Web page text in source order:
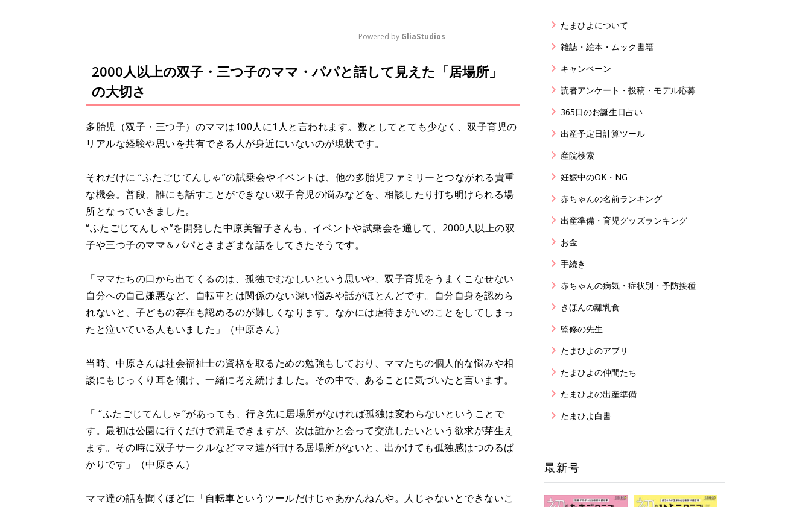
M
t
e
Powered by GliaStudios
2000人以上の双子・三つ子のママ・パパと話して見えた「居場所」
の大切さ
多胎児 （双子・三つ子）のママは100人に1人と言われます。数としてとても少なく、双子育児の
リアルな経験や思いを共有できる人が身近にいないのが現状です。
それだけに “ふたごじてんしゃ”の試乗会やイベントは、他の多胎児ファミリーとつながれる貴重
な機会。普段、誰にも話すことができない双子育児の悩みなどを、相談したり打ち明けられる場
所となっていきました。
“ふたごじてんしゃ”を開発した中原美智子さんも、イベントや試乗会を通して、2000人以上の双
子や三つ子のママ＆パパとさまざまな話をしてきたそうです。
「ママたちの口から出てくるのは、孤独でむなしいという思いや、双子育児をうまくこなせない
自分への自己嫌悪など、自転車とは関係のない深い悩みや話がほとんどです。自分自身を認めら
れないと、子どもの存在も認めるのが難しくなります。なかには虐待まがいのことをしてしまっ
たと泣いている人もいました」（中原さん）
当時、中原さんは社会福祉士の資格を取るための勉強もしており、ママたちの個人的な悩みや相
談にもじっくり耳を傾け、一緒に考え続けました。その中で、あることに気づいたと言います。
「 “ふたごじてんしゃ”があっても、行き先に居場所がなければ孤独は変わらないということで
す。最初は公園に行くだけで満足できますが、次は誰かと会って交流したいという欲求が芽生え
ます。その時に双子サークルなどママ達が行ける居場所がないと、出かけても孤独感はつのるば
かりです」（中原さん）
ママ達の話を聞くほどに「自転車というツールだけじゃあかんねんや。人じゃないとできないこ
たまひよについて
雑誌・絵本・ムック書籍
キャンペーン
読者アンケート・投稿・モデル応募
365日のお誕生日占い
出産予定日計算ツール
産院検索
妊娠中のOK・NG
赤ちゃんの名前ランキング
出産準備・育児グッズランキング
お金
手続き
赤ちゃんの病気・症状別・予防接種
きほんの離乳食
監修の先生
たまひよのアプリ
たまひよの仲間たち
たまひよの出産準備
たまひよ白書
最新号